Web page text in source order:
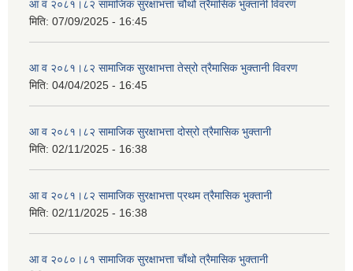
आ व २०८१।८२ सामाजिक सुरक्षाभत्ता चौथो त्रैमासिक भुक्तानी विवरण
मिति: 07/09/2025 - 16:45
आ व २०८१।८२ सामाजिक सुरक्षाभत्ता तेस्रो त्रैमासिक भुक्तानी विवरण
मिति: 04/04/2025 - 16:45
आ व २०८१।८२ सामाजिक सुरक्षाभत्ता दोस्रो त्रैमासिक भुक्तानी
मिति: 02/11/2025 - 16:38
आ व २०८१।८२ सामाजिक सुरक्षाभत्ता प्रथम त्रैमासिक भुक्तानी
मिति: 02/11/2025 - 16:38
आ व २०८०।८१ सामाजिक सुरक्षाभत्ता चौंथो त्रैमासिक भुक्तानी